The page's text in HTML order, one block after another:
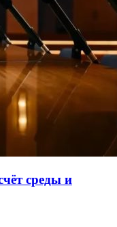
среды и